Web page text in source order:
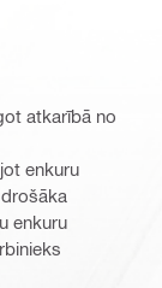
atkarībā no
enkuru
enkuru